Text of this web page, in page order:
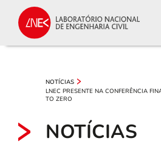
NOTÍCIAS
LNEC PRESENTE NA CONFERÊNCIA
TO ZERO
NOTÍCIAS